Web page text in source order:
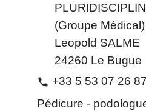
(Groupe
Leopold SALME
24260 Le Bugue
phone +33 5 53 07 26 87
Pédicure -